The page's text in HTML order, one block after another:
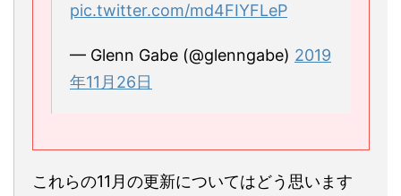
pic.twitter.com/md4FIYFLeP
— Glenn Gabe (@glenngabe) 2019
年11月26日
これらの11月の更新についてはどう思います